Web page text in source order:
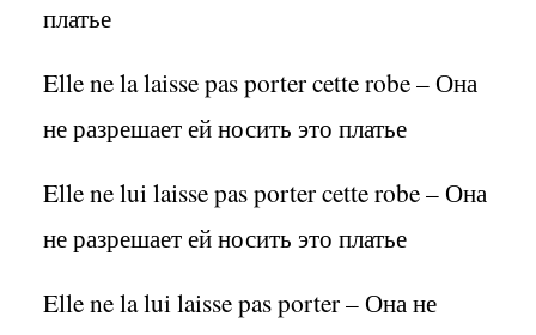
платье
Elle ne la laisse pas porter cette robe –Она
не разрешает ей носить это платье
Elle ne lui laisse pas porter cette robe –Она
не разрешает ей носить это платье
Elle ne la lui laisse pas porter –Она не